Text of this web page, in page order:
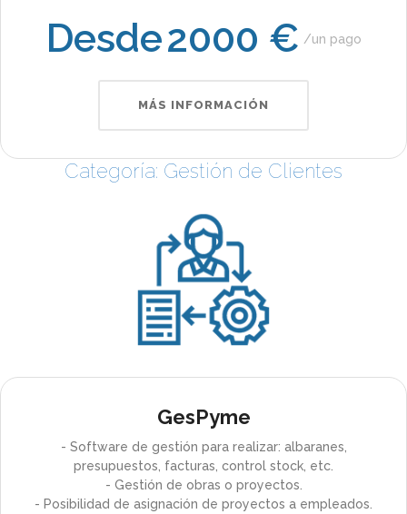
Desde2000 € un pago
MÁS INFORMACIÓN
Categoría: Gestión de Clientes
GesPyme
- Software de gestión para realizar: albaranes,
presupuestos, facturas, control stock, etc.
- Gestión de obras o proyectos.
- Posibilidad de asignación de proyectos a empleados.